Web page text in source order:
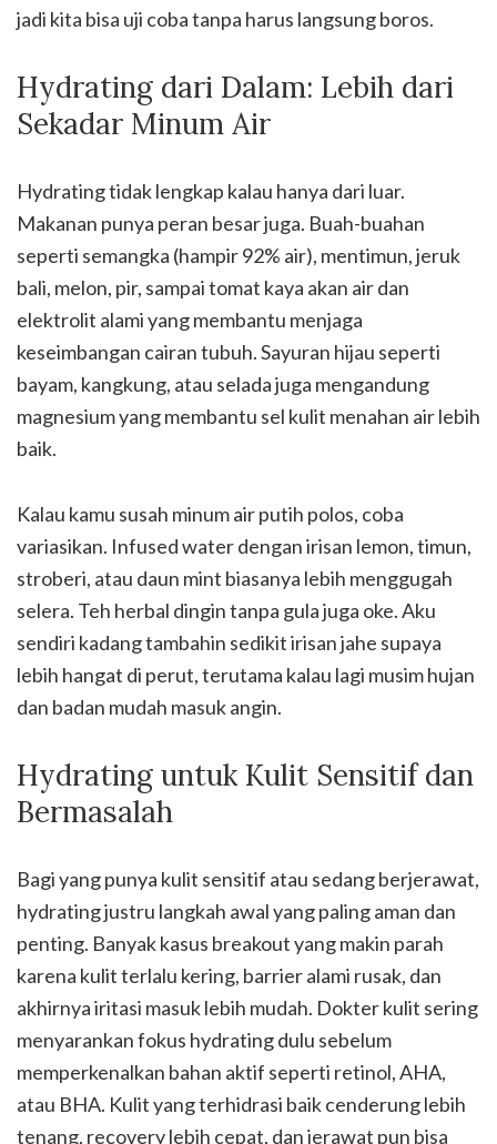
jadi kita bisa uji coba tanpa harus langsung boros.
Hydrating dari Dalam: Lebih dari
Sekadar Minum Air
Hydrating tidak lengkap kalau hanya dari luar.
Makanan punya peran besar juga. Buah-buahan
seperti semangka (hampir 92% air), mentimun, jeruk
bali, melon, pir, sampai tomat kaya akan air dan
elektrolit alami yang membantu menjaga
keseimbangan cairan tubuh. Sayuran hijau seperti
bayam, kangkung, atau selada juga mengandung
magnesium yang membantu sel kulit menahan air lebih
baik.
Kalau kamu susah minum air putih polos, coba
variasikan. Infused water dengan irisan lemon, timun,
stroberi, atau daun mint biasanya lebih menggugah
selera. Teh herbal dingin tanpa gula juga oke. Aku
sendiri kadang tambahin sedikit irisan jahe supaya
lebih hangat di perut, terutama kalau lagi musim hujan
dan badan mudah masuk angin.
Hydrating untuk Kulit Sensitif dan
Bermasalah
Bagi yang punya kulit sensitif atau sedang berjerawat,
hydrating justru langkah awal yang paling aman dan
penting. Banyak kasus breakout yang makin parah
karena kulit terlalu kering, barrier alami rusak, dan
akhirnya iritasi masuk lebih mudah. Dokter kulit sering
menyarankan fokus hydrating dulu sebelum
memperkenalkan bahan aktif seperti retinol, AHA,
atau BHA. Kulit yang terhidrasi baik cenderung lebih
tenang, recovery lebih cepat, dan jerawat pun bisa